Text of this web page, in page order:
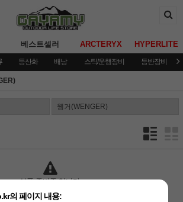
베스트셀러 ARCTERYX HYPERLITE
등산화 배낭 스틱/운행장비 등반장비
상품 준비중 입니다.
의 페이지 내용: